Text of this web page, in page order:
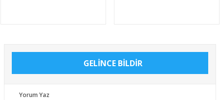
GELİNCE BİLDİR
Yorum Yaz